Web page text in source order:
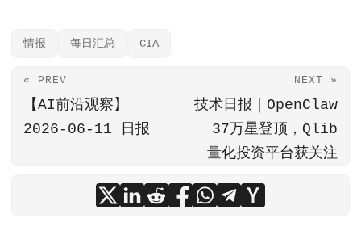
情报 每日汇总 CIA
« PREV
【AI前沿观察】
2026-06-11 日报
NEXT »
技术日报｜OpenClaw
37万星登顶，Qlib
量化投资平台获关注